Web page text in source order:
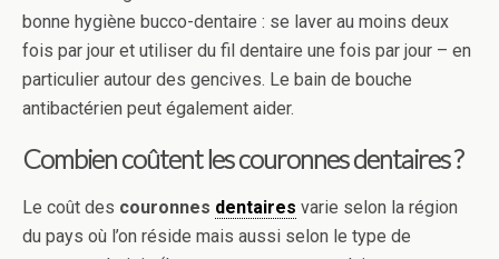
bonne hygiène bucco-dentaire : se laver au moins deux
fois par jour et utiliser du fil dentaire une fois par jour – en
particulier autour des gencives. Le bain de bouche
antibactérien peut également aider.
Combien coûtent les couronnes dentaires ?
Le coût des couronnes dentaires varie selon la région
du pays où l’on réside mais aussi selon le type de